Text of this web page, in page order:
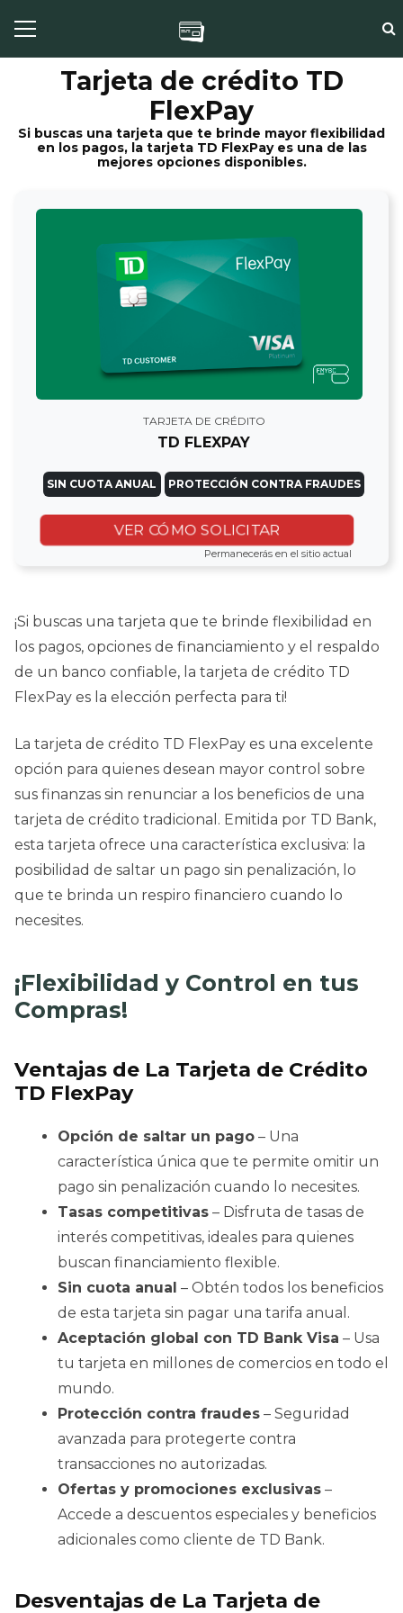
Tarjeta de crédito TD
FlexPay
Si buscas una tarjeta que te brinde mayor flexibilidad
en los pagos, la tarjeta TD FlexPay es una de las
mejores opciones disponibles.
TARJETA DE CRÉDITO
TD FLEXPAY
SIN CUOTA ANUAL PROTECCIÓN CONTRA FRAUDES
VER CÓMO SOLICITAR
Permanecerás en el sitio actual
¡Si buscas una tarjeta que te brinde flexibilidad en
los pagos, opciones de financiamiento y el respaldo
de un banco confiable, la tarjeta de crédito TD
FlexPay es la elección perfecta para ti!
La tarjeta de crédito TD FlexPay es una excelente
opción para quienes desean mayor control sobre
sus finanzas sin renunciar a los beneficios de una
tarjeta de crédito tradicional. Emitida por TD Bank,
esta tarjeta ofrece una característica exclusiva: la
posibilidad de saltar un pago sin penalización, lo
que te brinda un respiro financiero cuando lo
necesites.
¡Flexibilidad y Control en tus
Compras!
Ventajas de La Tarjeta de Crédito
TD FlexPay
Opción de saltar un pago – Una
característica única que te permite omitir un
pago sin penalización cuando lo necesites.
Tasas competitivas – Disfruta de tasas de
interés competitivas, ideales para quienes
buscan financiamiento flexible.
Sin cuota anual – Obtén todos los beneficios
de esta tarjeta sin pagar una tarifa anual.
Aceptación global con TD Bank Visa – Usa
tu tarjeta en millones de comercios en todo el
mundo.
Protección contra fraudes – Seguridad
avanzada para protegerte contra
transacciones no autorizadas.
Ofertas y promociones exclusivas –
Accede a descuentos especiales y beneficios
adicionales como cliente de TD Bank.
Desventajas de La Tarjeta de